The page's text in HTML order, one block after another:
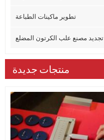
تطوير ماكينات الطباعة
تجديد مصنع علب الكرتون المضلع
منتجات جديدة